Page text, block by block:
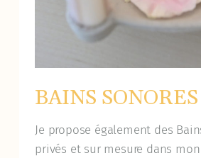
BAINS
Je propose également des
privés et sur mesure dans